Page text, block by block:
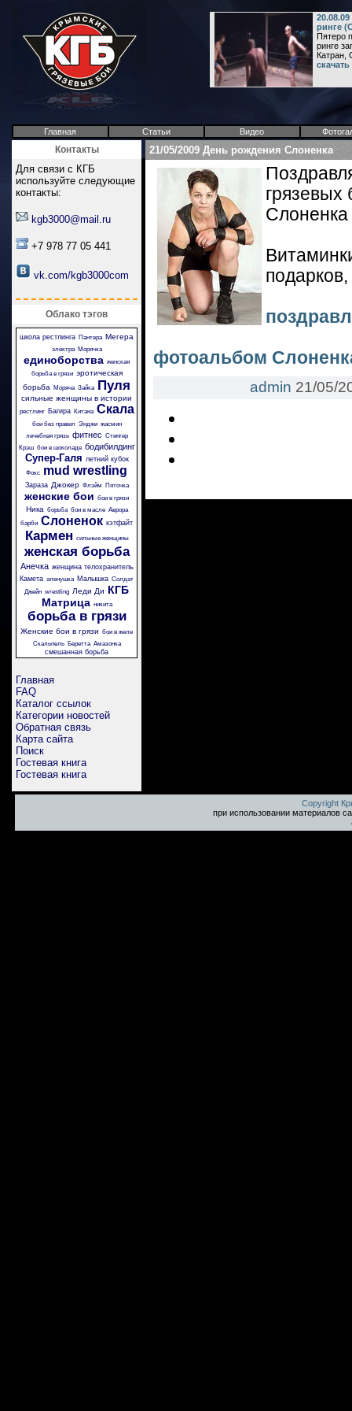
ринге
Пятеро
ринге
Катран,
Главная Статьи Видео
Контакты
Для связи с КГБ
используйте следующие
контакты:
kgb3000@mail.ru
+7 978 77 05 441
vk.com/kgb3000com
Облако тэгов
школа рестлинга Пантера Мегера
электра Морячка
единоборства женская
борьба в грязи эротическая
борьба
Моряча Зайка Пуля
сильные женщины в истории
рестлинг Багира Китана Скала
бои без правил Энджи жасмин
лечебная грязь фитнес Стингер
Крэш бои в шоколаде бодибилдинг
Супер-Галя летний кубок
Фокс mud wrestling
Зараза Джокер Флэйм Пяточка
женские бои бои в грязи
Ника борьба бои в масле Аврора
барби Слоненок кэтфайт
Кармен сильные женщины
женская борьба
Анечка женщина телохранитель
Камета аленушка Малышка Солдат
Джейн wrestling Леди Ди КГБ
Матрица никита
борьба в грязи
Женские бои в грязи бои в желе
Скальпель
Беретта Амазонка
смешанная борьба
Главная
FAQ
Каталог ссылок
Категории новостей
Обратная связь
Карта сайта
Поиск
Гостевая книга
Гостевая книга
21/05/2009 День рождения Слоненка
фотоальбом
admin 21/05/
Copyright
при использовании материалов